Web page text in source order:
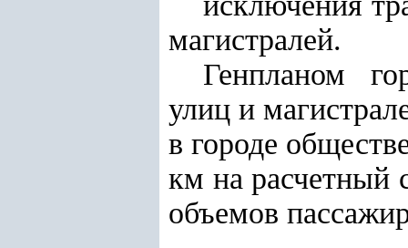
магистралей.
Генпланом
улиц и
в городе
км на расчетный
объемов